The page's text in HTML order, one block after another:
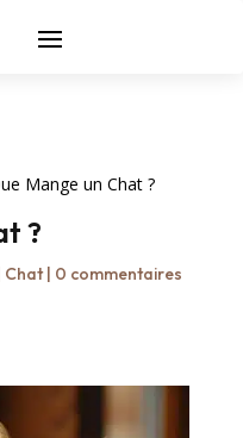
Mange un Chat ?
?
Chat| 0 commentaires